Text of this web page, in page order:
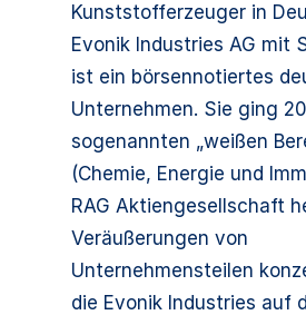
Kunststofferzeuger in
Evonik Industries AG mit
ist ein börsennotiertes
Unternehmen. Sie ging
sogenannten „weißen
(Chemie, Energie und
RAG Aktiengesellschaft
Veräußerungen von
Unternehmensteilen
die Evonik Industries auf